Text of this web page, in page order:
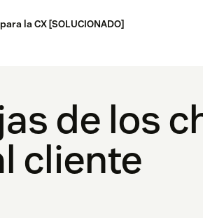
la CX [SOLUCIONADO]
de los
cliente